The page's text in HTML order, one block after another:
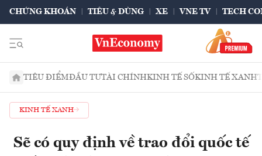
CHỨNG KHOÁN TIÊU & DÙNG XE VNE TV TECH
TIÊU ĐIỂMĐẦU TƯTÀI CHÍNHKINH TẾ SỐKINH TẾ XANH
KINH TẾ XANH
Sẽ có quy định về trao đổi quốc tế